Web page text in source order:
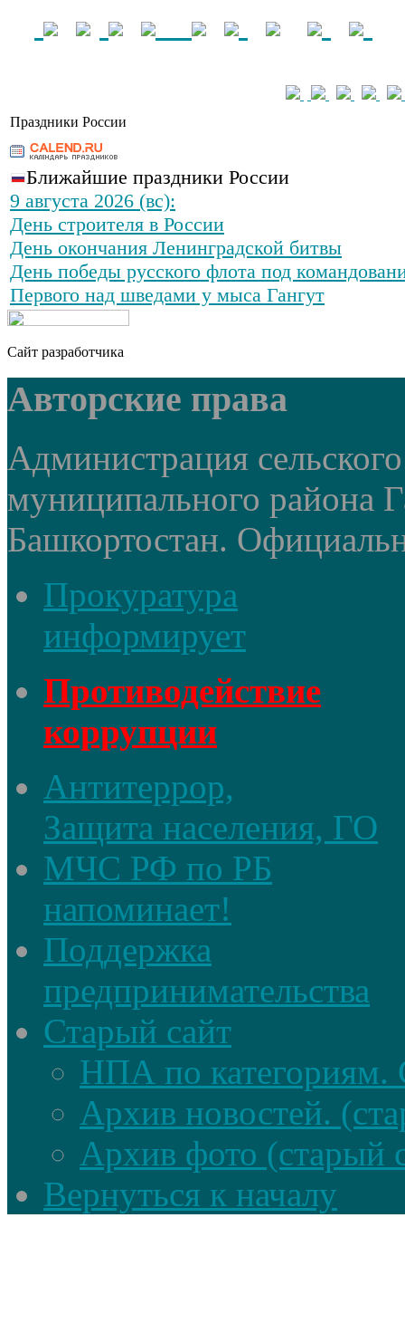
Праздники России
Ближайшие праздники России
9 августа 2026 (вс):
День строителя в России
День окончания Ленинградской битвы
День победы русского флота под
Первого над шведами у мыса Гангут
Сайт разработчика
Авторские права
Администрация
муниципального района
Башкортостан.
Прокуратура
информирует
Противодействие
коррупции
Антитеррор,
Защита населения, ГО
МЧС РФ по РБ
напоминает!
Поддержка
предпринимательства
Старый сайт
НПА по категориям.
Архив новостей.
Архив фото (старый
Вернуться к началу